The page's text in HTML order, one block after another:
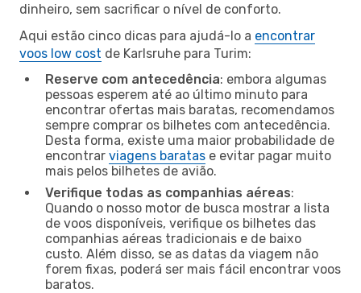
dinheiro, sem sacrificar o nível de conforto.
Aqui estão cinco dicas para ajudá-lo a encontrar
voos low cost de Karlsruhe para Turim:
Reserve com antecedência: embora algumas
pessoas esperem até ao último minuto para
encontrar ofertas mais baratas, recomendamos
sempre comprar os bilhetes com antecedência.
Desta forma, existe uma maior probabilidade de
encontrar viagens baratas e evitar pagar muito
mais pelos bilhetes de avião.
Verifique todas as companhias aéreas:
Quando o nosso motor de busca mostrar a lista
de voos disponíveis, verifique os bilhetes das
companhias aéreas tradicionais e de baixo
custo. Além disso, se as datas da viagem não
forem fixas, poderá ser mais fácil encontrar voos
baratos.